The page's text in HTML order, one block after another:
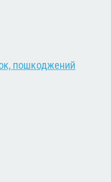
пошкоджений